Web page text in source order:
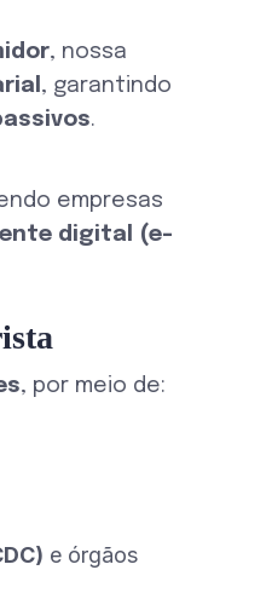
, nossa
, garantindo
.
empresas
digital (e-
, por meio de:
e órgãos